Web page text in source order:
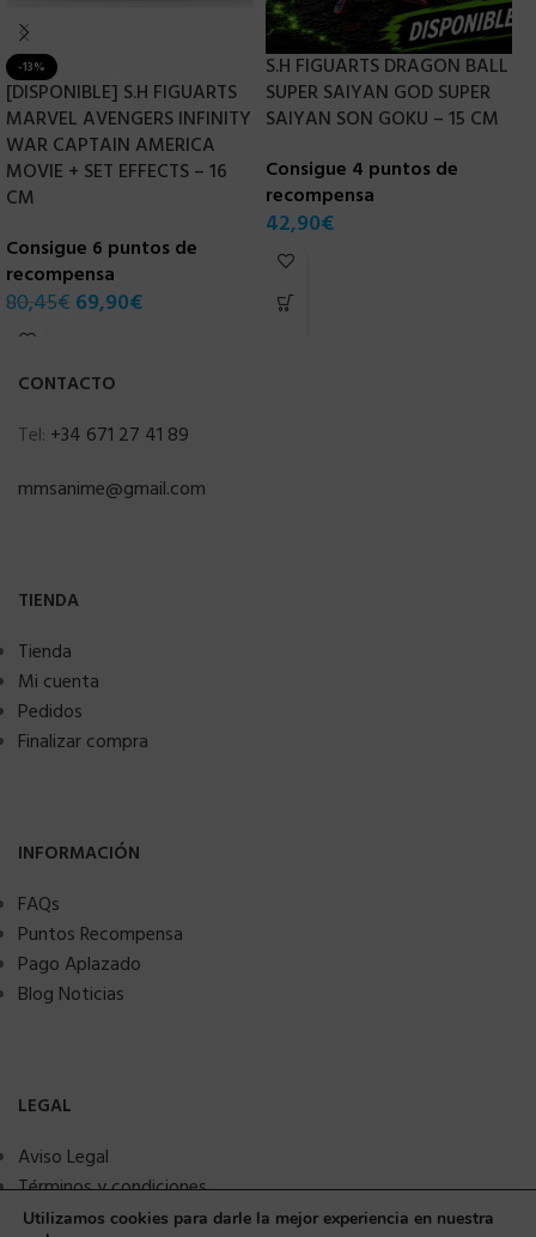
-13%
[DISPONIBLE] S.H FIGUARTS
MARVEL AVENGERS INFINITY
WAR CAPTAIN AMERICA
MOVIE + SET EFFECTS – 16
CM
Consigue 6 puntos de
recompensa
80,45€ 69,90€
S.H FIGUARTS DRAGON BALL
SUPER SAIYAN GOD SUPER
SAIYAN SON GOKU – 15 CM
Consigue 4 puntos de
recompensa
42,90€
CONTACTO
Tel: +34 671 27 41 89
mmsanime@gmail.com
TIENDA
Tienda
Mi cuenta
Pedidos
Finalizar compra
INFORMACIÓN
FAQs
Puntos Recompensa
Pago Aplazado
Blog Noticias
LEGAL
Aviso Legal
Términos y condiciones
Política de privacidad
Utilizamos cookies para darle la mejor experiencia en nuestra